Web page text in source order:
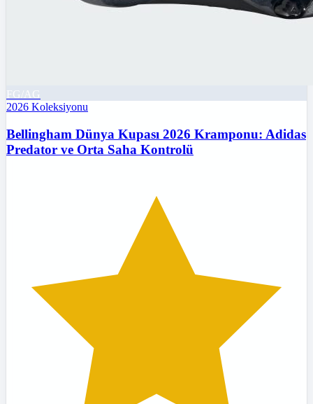
FG/AG
2026 Koleksiyonu
Bellingham Dünya Kupası 2026 Kramponu: Adidas
Predator ve Orta Saha Kontrolü